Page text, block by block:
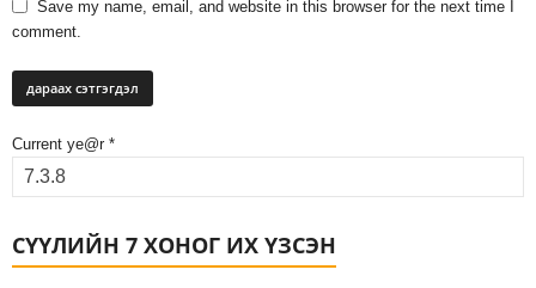
Save my name, email, and website in this browser for the next time I
comment.
Current ye@r *
СҮҮЛИЙН 7 ХОНОГ ИХ ҮЗСЭН